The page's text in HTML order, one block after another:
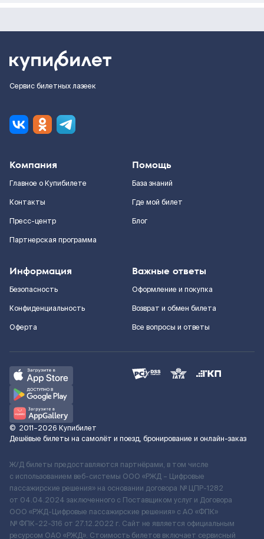
Сервис билетных лазеек
Компания
Главное о Купибилете
Контакты
Пресс-центр
Партнерская программа
Помощь
База знаний
Где мой билет
Блог
Информация
Безопасность
Конфиденциальность
Оферта
Важные ответы
Оформление и покупка
Возврат и обмен билета
Все вопросы и ответы
© 2011–2026 Купибилет
Дешёвые билеты на самолёт и поезд, бронирование и онлайн-заказ
Ж/Д билеты предоставляются партнёрами, в том числе
с использованием веб-системы ООО «РЖД – Цифровые
пассажирские решения» на основании договора № ЦПР-1282
от 04.04.2024 заключенного с Поставщиком услуг и Договора
ООО «РЖД-Цифровые пассажирские решения» c АО «ФПК»
№ ФПК-22-316 от 27.12.2022 г. Сайт не является официальным
ресурсом ОАО «РЖД». Стоимость билетов включает сервисный